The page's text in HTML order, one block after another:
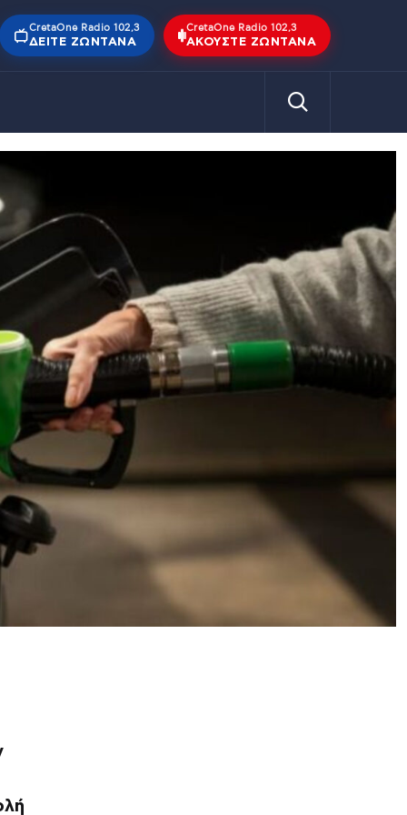
CretaOne Radio 102,3
ΔΕΊΤΕ ΖΩΝΤΑΝΆ
CretaOne Radio 102,3
ΑΚΟΎΣΤΕ ΖΩΝΤΑΝΆ